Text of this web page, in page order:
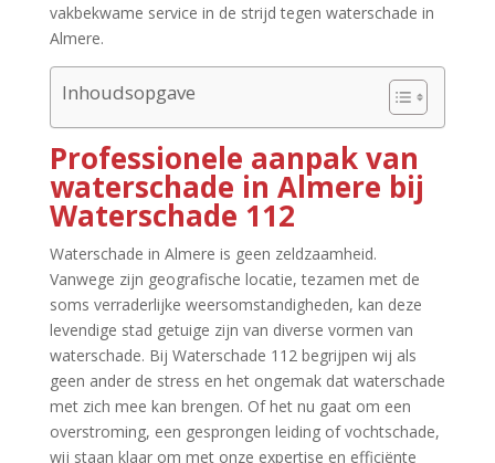
vakbekwame service in de strijd tegen waterschade in
Almere.​
Inhoudsopgave
Professionele aanpak van
waterschade in Almere bij
Waterschade 112
Waterschade in Almere is geen zeldzaamheid.​
Vanwege zijn geografische locatie, tezamen met de
soms verraderlijke weersomstandigheden, kan deze
levendige stad getuige zijn van diverse vormen van
waterschade.​ Bij Waterschade 112 begrijpen wij als
geen ander de stress en het ongemak dat waterschade
met zich mee kan brengen.​ Of het nu gaat om een
overstroming, een gesprongen leiding of vochtschade,
wij staan klaar om met onze expertise en efficiënte